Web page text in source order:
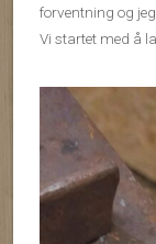
forventning og
Vi startet med å